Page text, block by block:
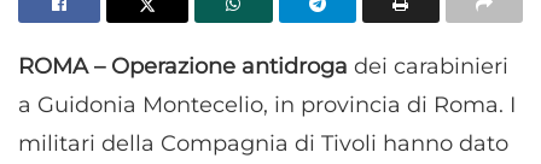
ROMA – Operazione antidroga dei carabinieri
a Guidonia Montecelio, in provincia di Roma. I
militari della Compagnia di Tivoli hanno dato